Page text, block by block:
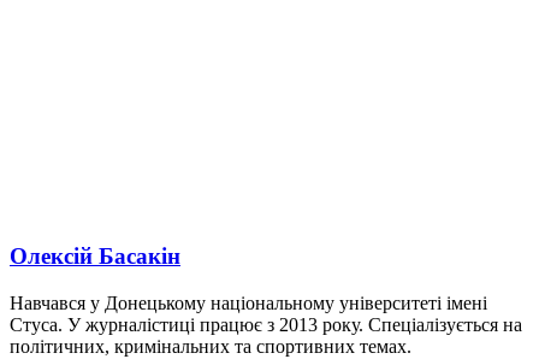
Олексій Басакін
Навчався у Донецькому національному університеті імені
Стуса. У журналістиці працює з 2013 року. Спеціалізується на
політичних, кримінальних та спортивних темах.